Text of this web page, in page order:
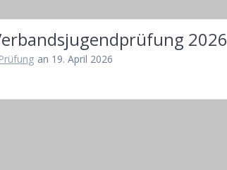
2026
Prüfung an 19. April 2026